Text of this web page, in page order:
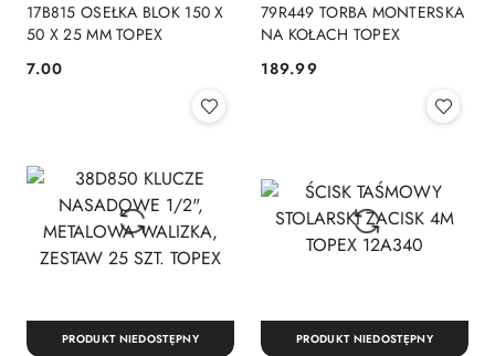
17B815 OSEŁKA BLOK 150 X
50 X 25 MM TOPEX
Cena:
7.00
79R449 TORBA MONTERSKA
NA KOŁACH TOPEX
Cena:
189.99
PRODUKT NIEDOSTĘPNY PRODUKT NIEDOSTĘPNY